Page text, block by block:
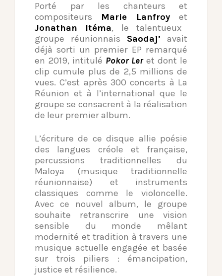
Porté par les chanteurs et
compositeurs Marie Lanfroy et
Jonathan Itéma, le talentueux
groupe réunionnais Saodaj’ avait
déjà sorti un premier EP remarqué
en 2019, intitulé Pokor Leret dont le
clip cumule plus de 2,5 millions de
vues. C’est après 300 concerts à La
Réunion et à l’international que le
groupe se consacrent à la réalisation
de leur premier album.
L’écriture de ce disque allie poésie
des langues créole et française,
percussions traditionnelles du
Maloya (musique traditionnelle
réunionnaise) et instruments
classiques comme le violoncelle.
Avec ce nouvel album, le groupe
souhaite retranscrire une vision
sensible du monde mêlant
modernité et tradition à travers une
musique actuelle engagée et basée
sur trois piliers : émancipation,
justice et résilience.